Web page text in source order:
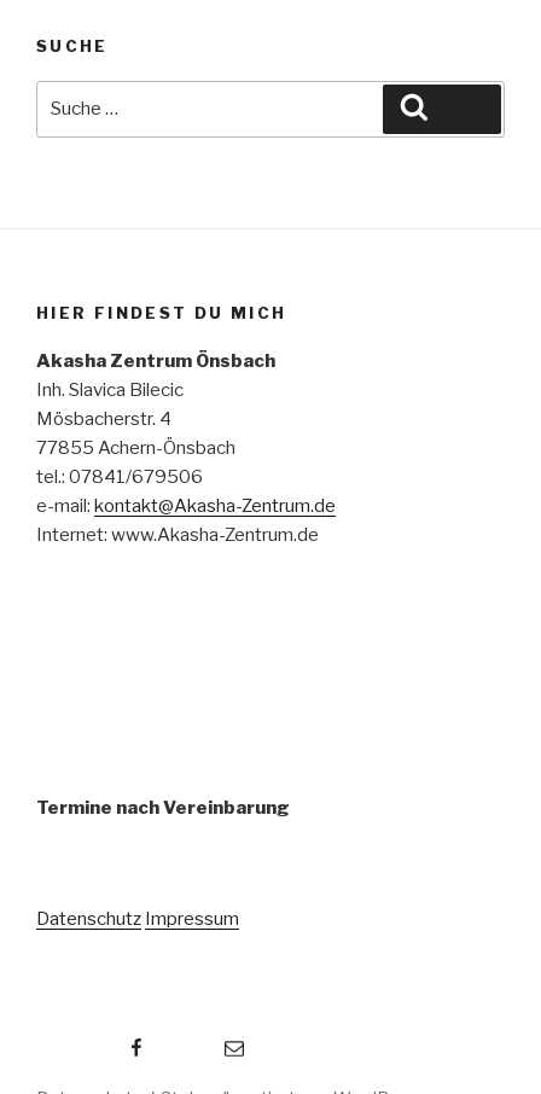
SUCHE
HIER FINDEST DU MICH
Akasha Zentrum Önsbach
Inh. Slavica Bilecic
Mösbacherstr. 4
77855 Achern-Önsbach
tel.: 07841/679506
e-mail: kontakt@Akasha-Zentrum.de
Internet: www.Akasha-Zentrum.de
Termine nach Vereinbarung
Datenschutz Impressum
E-Mail